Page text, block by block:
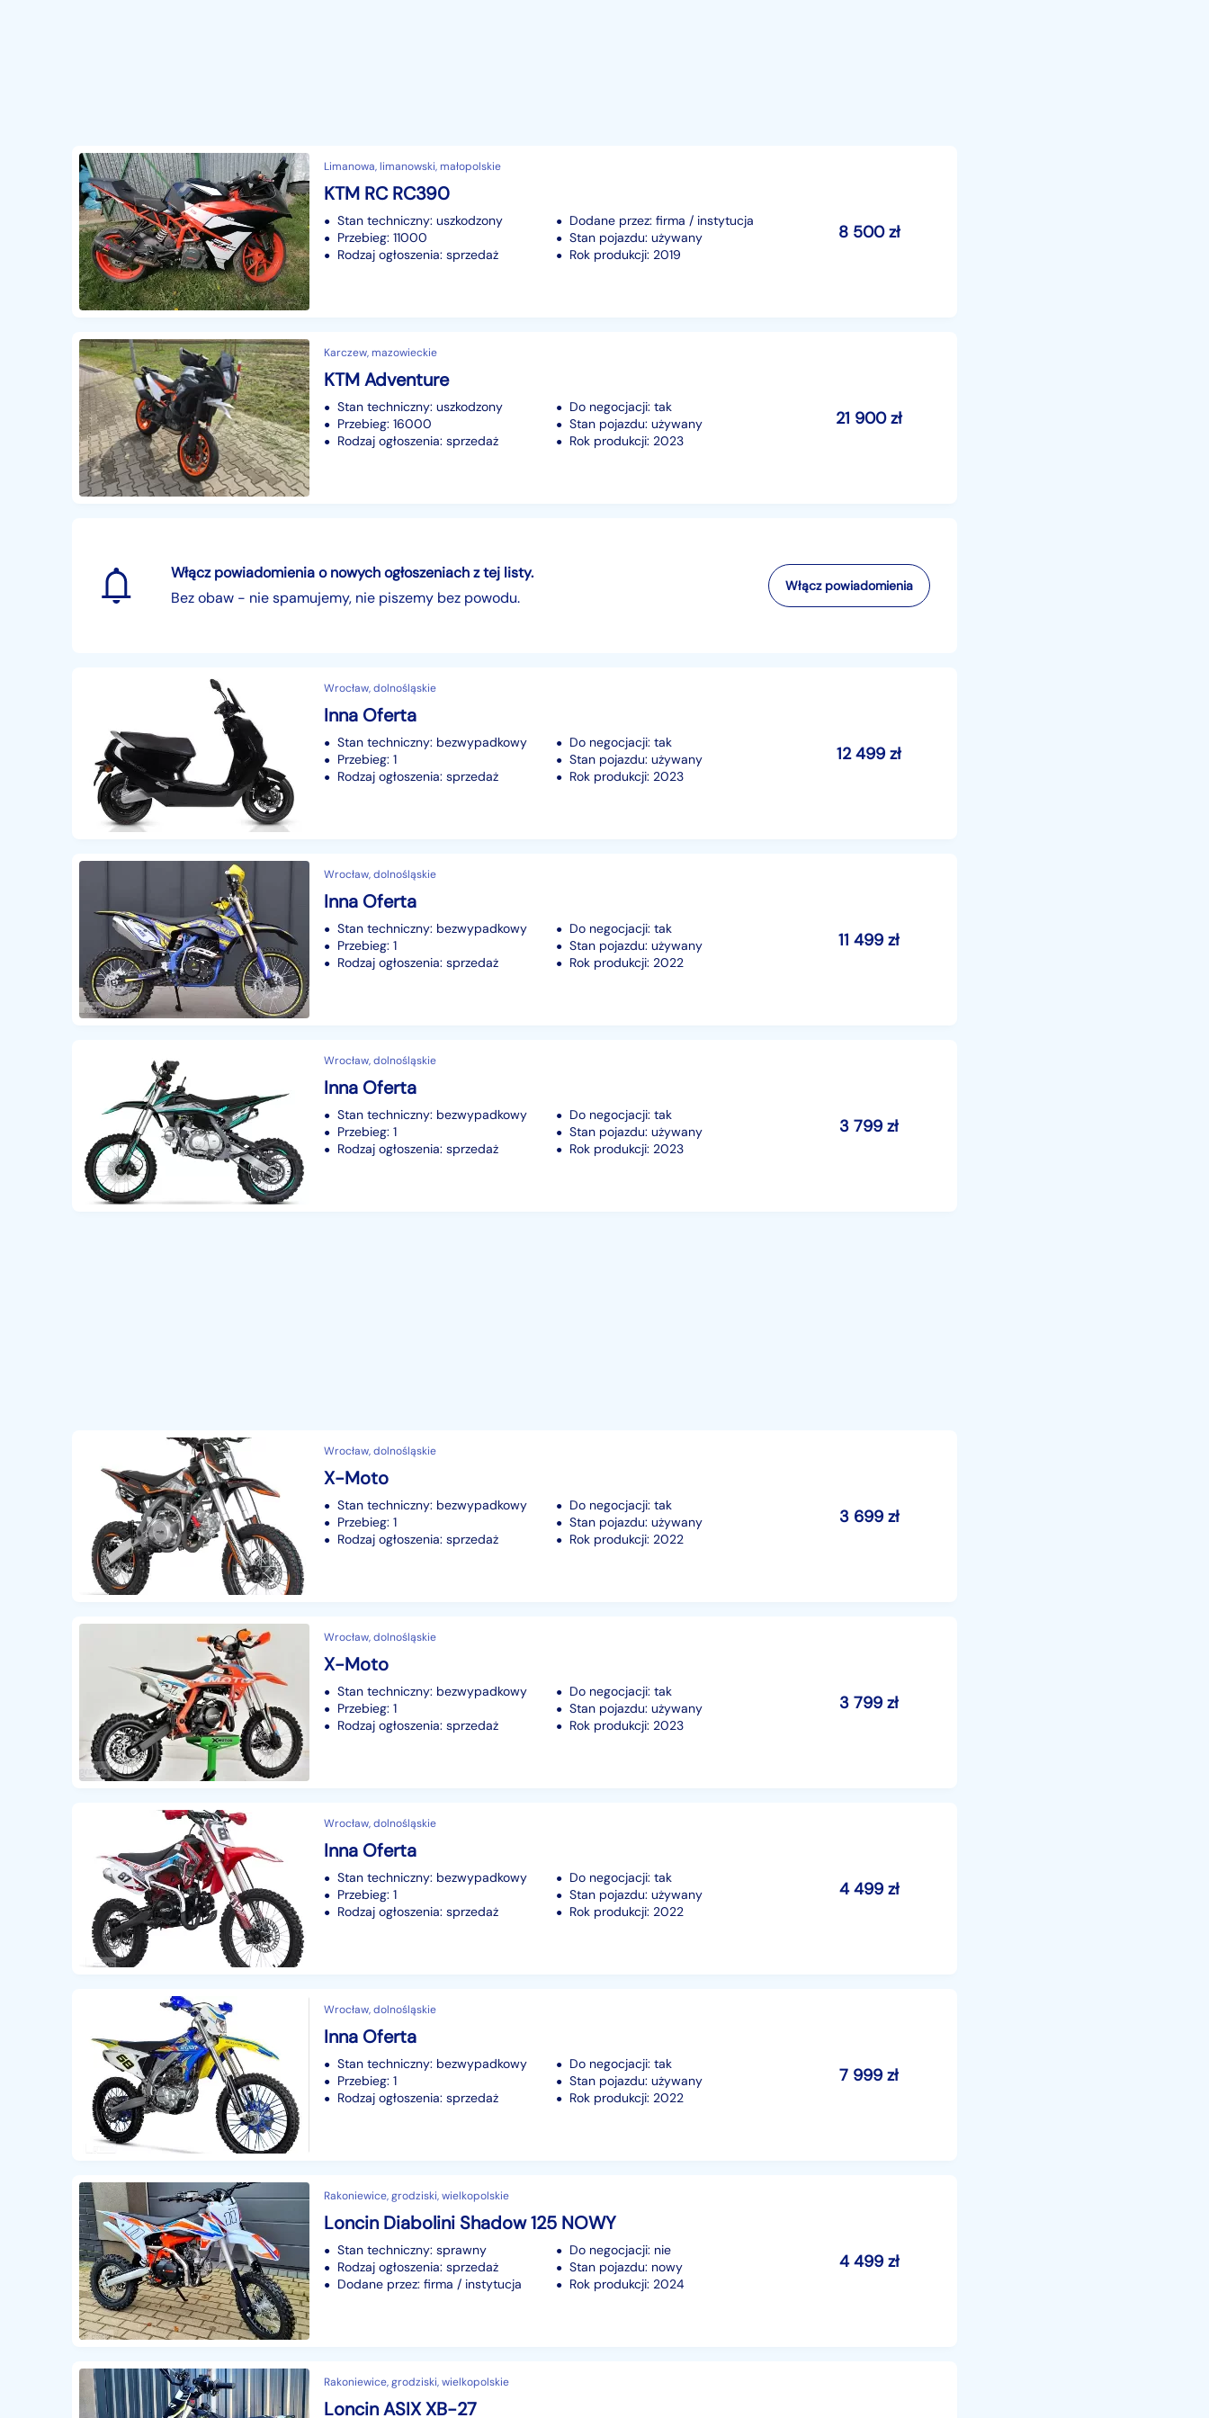
Limanowa, limanowski, małopolskie
KTM RC RC390
Stan techniczny: uszkodzony
Przebieg: 11000
Rodzaj ogłoszenia: sprzedaż
Dodane przez: firma / instytucja
Stan pojazdu: używany
Rok produkcji: 2019
8 500zł
Karczew, mazowieckie
KTM Adventure
Stan techniczny: uszkodzony
Przebieg: 16000
Rodzaj ogłoszenia: sprzedaż
Do negocjacji: tak
Stan pojazdu: używany
Rok produkcji: 2023
21 900zł
Włącz powiadomienia o nowych ogłoszeniach z tej listy.
Bez obaw - nie spamujemy, nie piszemy bez powodu.
Włącz powiadomienia
Wrocław, dolnośląskie
Inna Oferta
Stan techniczny: bezwypadkowy
Przebieg: 1
Rodzaj ogłoszenia: sprzedaż
Do negocjacji: tak
Stan pojazdu: używany
Rok produkcji: 2023
12 499 zł
Wrocław, dolnośląskie
Inna Oferta
Stan techniczny: bezwypadkowy
Przebieg: 1
Rodzaj ogłoszenia: sprzedaż
Do negocjacji: tak
Stan pojazdu: używany
Rok produkcji: 2022
11 499 zł
Wrocław, dolnośląskie
Inna Oferta
Stan techniczny: bezwypadkowy
Przebieg: 1
Rodzaj ogłoszenia: sprzedaż
Do negocjacji: tak
Stan pojazdu: używany
Rok produkcji: 2023
3 799 zł
Wrocław, dolnośląskie
X-Moto
Stan techniczny: bezwypadkowy
Przebieg: 1
Rodzaj ogłoszenia: sprzedaż
Do negocjacji: tak
Stan pojazdu: używany
Rok produkcji: 2022
3 699zł
Wrocław, dolnośląskie
X-Moto
Stan techniczny: bezwypadkowy
Przebieg: 1
Rodzaj ogłoszenia: sprzedaż
Do negocjacji: tak
Stan pojazdu: używany
Rok produkcji: 2023
3 799 zł
Wrocław, dolnośląskie
Inna Oferta
Stan techniczny: bezwypadkowy
Przebieg: 1
Rodzaj ogłoszenia: sprzedaż
Do negocjacji: tak
Stan pojazdu: używany
Rok produkcji: 2022
4 499zł
Wrocław, dolnośląskie
Inna Oferta
Stan techniczny: bezwypadkowy
Przebieg: 1
Rodzaj ogłoszenia: sprzedaż
Do negocjacji: tak
Stan pojazdu: używany
Rok produkcji: 2022
7 999 zł
Rakoniewice, grodziski, wielkopolskie
Loncin Diabolini Shadow 125 NOWY
Stan techniczny: sprawny
Rodzaj ogłoszenia: sprzedaż
Dodane przez: firma / instytucja
Do negocjacji: nie
Stan pojazdu: nowy
Rok produkcji: 2024
4 499zł
Rakoniewice, grodziski, wielkopolskie
Loncin ASIX XB-27